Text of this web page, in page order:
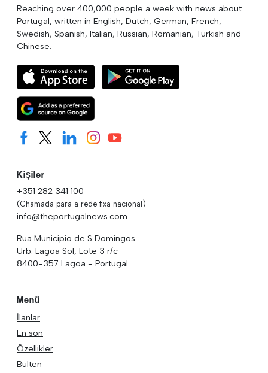
Reaching over 400,000 people a week with news about
Portugal, written in English, Dutch, German, French,
Swedish, Spanish, Italian, Russian, Romanian, Turkish and
Chinese.
Kişiler
+351 282 341 100
(Chamada para a rede fixa nacional)
info@theportugalnews.com
Rua Municipio de S Domingos
Urb. Lagoa Sol, Lote 3 r/c
8400-357 Lagoa - Portugal
Menü
İlanlar
En son
Özellikler
Bülten